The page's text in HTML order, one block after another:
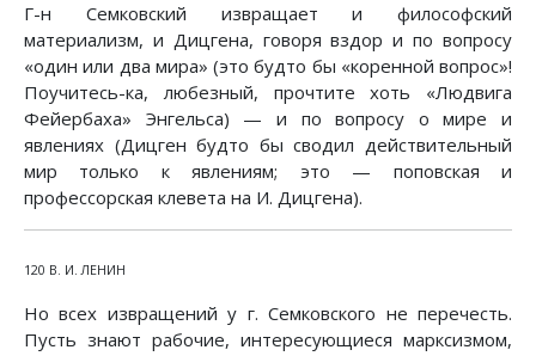
Г-н Семковский извращает и философский
материализм, и Дицгена, говоря вздор и по вопросу
«один или два мира» (это будто бы «коренной вопрос»!
Поучитесь-ка, любезный, прочтите хоть «Людвига
Фейербаха» Энгельса) — и по вопросу о мире и
явлениях (Дицген будто бы сводил действительный
мир только к явлениям; это — поповская и
профессорская клевета на И. Дицгена).
120 В. И. ЛЕНИН
Но всех извращений у г. Семковского не перечесть.
Пусть знают рабочие, интересующиеся марксизмом,